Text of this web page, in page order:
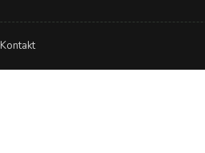
Kontakt